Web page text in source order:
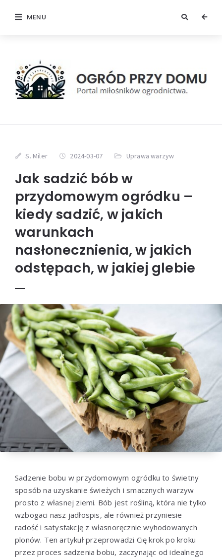
MENU
S. Miler 2024-03-07 Uprawa warzyw
Jak sadzić bób w
przydomowym ogródku –
kiedy sadzić, w jakich
warunkach
nasłonecznienia, w jakich
odstępach, w jakiej glebie
Sadzenie bobu w przydomowym ogródku to świetny
sposób na uzyskanie świeżych i smacznych warzyw
prosto z własnej ziemi. Bób jest rośliną, która nie tylko
wzbogaci nasz jadłospis, ale również przyniesie
radość i satysfakcję z własnoręcznie wyhodowanych
plonów. Ten artykuł przeprowadzi Cię krok po kroku
przez proces sadzenia bobu, zaczynając od idealnego